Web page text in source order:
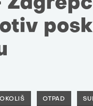
OKOLIŠ OTPAD